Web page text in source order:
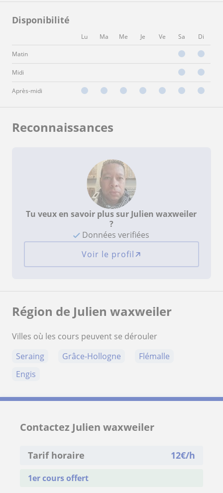
Disponibilité
Lu Ma Me Je Ve Sa Di
Matin
Midi
Après-midi
Reconnaissances
Tu veux en savoir plus sur Julien waxweiler
?
Données verifiées
Voir le profil
Région de Julien waxweiler
Villes où les cours peuvent se dérouler
Seraing
Grâce-Hollogne
Flémalle
Engis
Contactez Julien waxweiler
Tarif horaire 12€/h
1er cours offert